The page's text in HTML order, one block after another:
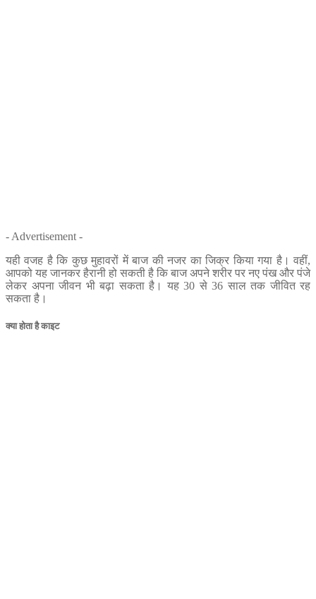
- Advertisement -
यही वजह है कि कुछ मुहावरों में बाज की नजर का जिक्र किया गया है। वहीं,
आपको यह जानकर हैरानी हो सकती है कि बाज अपने शरीर पर नए पंख और पंजे
लेकर अपना जीवन भी बढ़ा सकता है। यह 30 से 36 साल तक जीवित रह
सकता है।
क्या होता है काइट